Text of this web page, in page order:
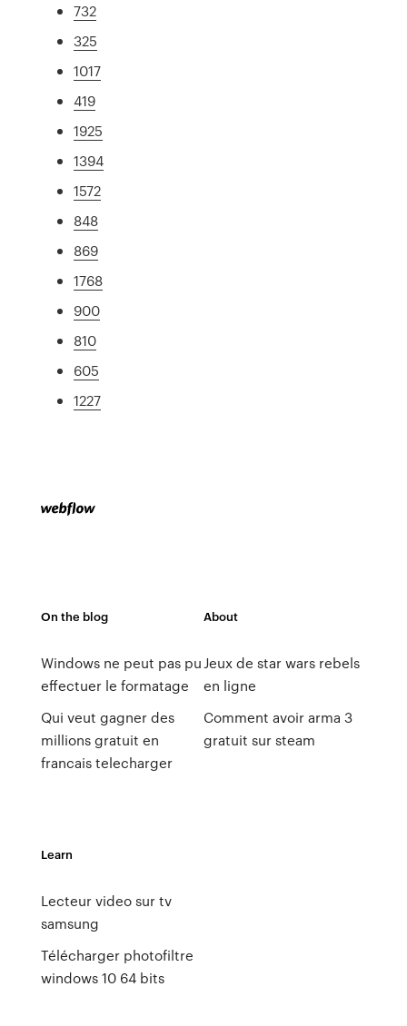
732
325
1017
419
1925
1394
1572
848
869
1768
900
810
605
1227
On the blog
Windows ne peut pas pu
effectuer le formatage
Qui veut gagner des
millions gratuit en
francais telecharger
About
Jeux de star wars rebels
en ligne
Comment avoir arma 3
gratuit sur steam
Learn
Lecteur video sur tv
samsung
Télécharger photofiltre
windows 10 64 bits